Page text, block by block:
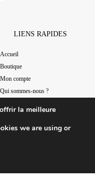
LIENS RAPIDES
Accueil
Boutique
Mon compte
Qui sommes-nous ?
la meilleure
we are using or